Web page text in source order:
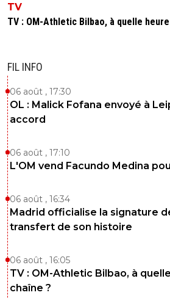
TV
TV : OM-Athletic Bilbao, à quelle
FIL INFO
06 août , 17:30
OL : Malick Fofana envoyé à
accord
06 août , 17:10
L'OM vend Facundo Medina
06 août , 16:34
Madrid officialise la signature
transfert de son histoire
06 août , 16:05
TV : OM-Athletic Bilbao, à
chaîne ?